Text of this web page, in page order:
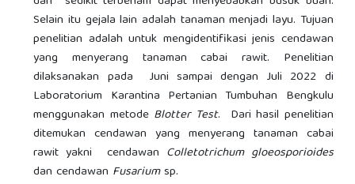
Selain itu gejala lain adalah tanaman menjadi layu. Tujuan
penelitian adalah untuk mengidentifikasi jenis cendawan
yang menyerang tanaman cabai rawit. Penelitian
dilaksanakan pada Juni sampai dengan Juli 2022 di
Laboratorium Karantina Pertanian Tumbuhan Bengkulu
menggunakan metode Blotter Test. Dari hasil penelitian
ditemukan cendawan yang menyerang tanaman cabai
rawit yakni cendawan Colletotrichum gloeosporioides
dan cendawan Fusariumsp.